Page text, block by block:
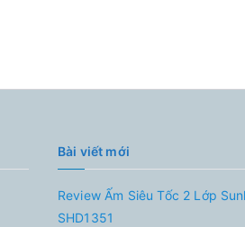
Bài viết mới
Review Ấm Siêu Tốc 2 Lớp
SHD1351